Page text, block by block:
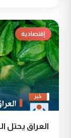
إقتصادية
العراق يحتل